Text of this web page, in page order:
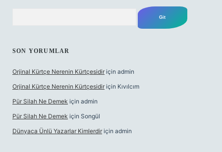
SON YORUMLAR
Orjinal Kürtçe Nerenin Kürtçesidir için admin
Orjinal Kürtçe Nerenin Kürtçesidir için Kıvılcım
Pür Silah Ne Demek için admin
Pür Silah Ne Demek için Songül
Dünyaca Ünlü Yazarlar Kimlerdir için admin